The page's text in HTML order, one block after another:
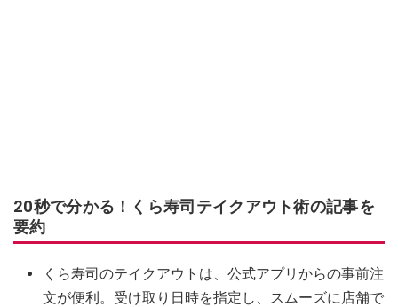
20秒で分かる！くら寿司テイクアウト術の記事を
要約
くら寿司のテイクアウトは、公式アプリからの事前注
文が便利。受け取り日時を指定し、スムーズに店舗で